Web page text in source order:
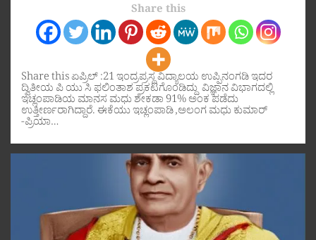
Share this
Share this ಏಪ್ರಿಲ್ :21 ಇಂದ್ರಪ್ರಸ್ಥ ವಿದ್ಯಾಲಯ ಉಪ್ಪಿನಂಗಡಿ ಇದರ
ದ್ವಿತೀಯ ಪಿ ಯು ಸಿ ಫಲಿಂತಾಶ ಪ್ರಕಟಗೊಂಡಿದ್ದು ವಿಜ್ಞಾನ ವಿಭಾಗದಲ್ಲಿ
ಇಚ್ಲಂಪಾಡಿಯ ಮಾನಸ ಮಧು ಶೇಕಡಾ 91% ಅಂಕ ಪಡೆದು
ಉತ್ತೀರ್ಣರಾಗಿದ್ದಾರೆ. ಈಕೆಯು ಇಚ್ಲಂಪಾಡಿ ,ಅಲಂಗ ಮಧು ಕುಮಾರ್
-ಪ್ರಿಯಾ…